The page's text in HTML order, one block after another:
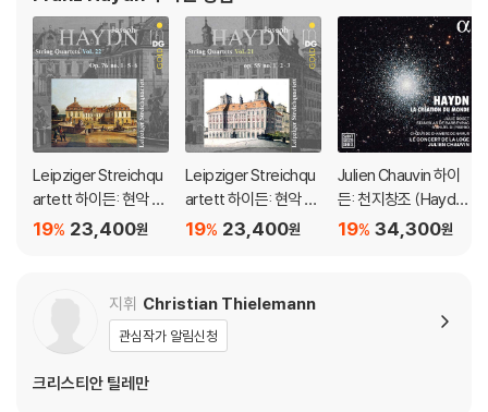
Leipziger Streichqu
artett 하이든: 현악 사
중주 22집 (Haydn: St
23,400원
19%
Leipziger Streichqu
artett 하이든: 현악 사
중주 21집 (Haydn: Str
23,400원
19%
Julien Chauvin 하이
든: 천지창조 (Haydn:
La Creation du mon
34,300원
19%
지휘 Christian Thielemann
관심작가 알림신청
크리스티안 틸레만